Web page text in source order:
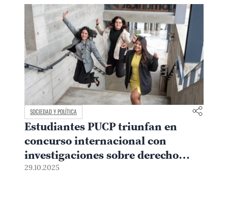
SOCIEDAD Y POLÍTICA
Estudiantes PUCP triunfan en
concurso internacional con
investigaciones sobre derecho
laboral
29.10.2025